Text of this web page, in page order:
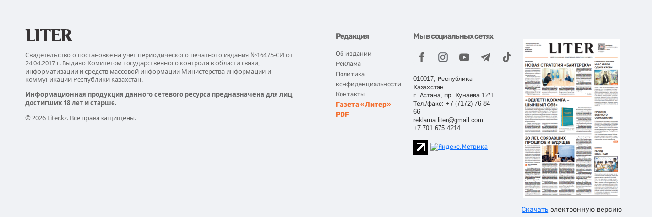
Свидетельство о постановке на учет периодического печатного издания №16475-СИ от
24.04.2017 г. Выдано Комитетом государственного контроля в области связи,
информатизации и средств массовой информации Министерства информации и
коммуникации Республики Казахстан.
Информационная продукция данного сетевого ресурса предназначена для лиц,
достигших 18 лет и старше.
© 2026 Liter.kz. Все права защищены.
Редакция
Об издании
Реклама
Политика
конфиденциальности
Контакты
Газета «Литер»
PDF
Мы в социальных сетях
010017, Республика
Казахстан
г. Астана, пр. Кунаева 12/1
Тел./факс: +7 (7172) 76 84
66
reklama.liter@gmail.com
+7 701 675 4214
Скачать электронную версию